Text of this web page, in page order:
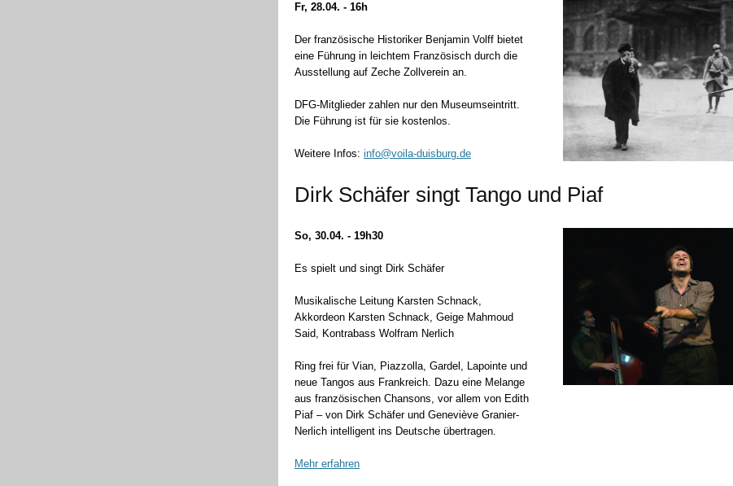
Fr, 28.04. - 16h
Der französische Historiker Benjamin Volff bietet
eine Führung in leichtem Französisch durch die
Ausstellung auf Zeche Zollverein an.
DFG-Mitglieder zahlen nur den Museumseintritt.
Die Führung ist für sie kostenlos.
Weitere Infos: info@voila-duisburg.de
Dirk Schäfer singt Tango und Piaf
So, 30.04. - 19h30
Es spielt und singt Dirk Schäfer
Musikalische Leitung Karsten Schnack,
Akkordeon Karsten Schnack, Geige Mahmoud
Said, Kontrabass Wolfram Nerlich
Ring frei für Vian, Piazzolla, Gardel, Lapointe und
neue Tangos aus Frankreich. Dazu eine Melange
aus französischen Chansons, vor allem von Edith
Piaf – von Dirk Schäfer und Geneviève Granier-
Nerlich intelligent ins Deutsche übertragen.
Mehr erfahren